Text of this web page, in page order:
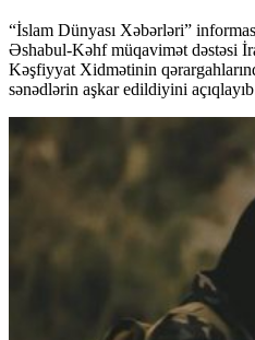
“İslam Dünyası Xəbərləri”
Əshabul-Kəhf müqavimət dəstəsi
Kəşfiyyat Xidmətinin
sənədlərin aşkar edildiyini